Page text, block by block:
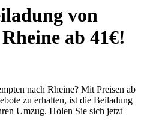
von
ab 41€!
nach Rheine? Mit Preisen ab
zu erhalten, ist die Beiladung
Umzug. Holen Sie sich jetzt